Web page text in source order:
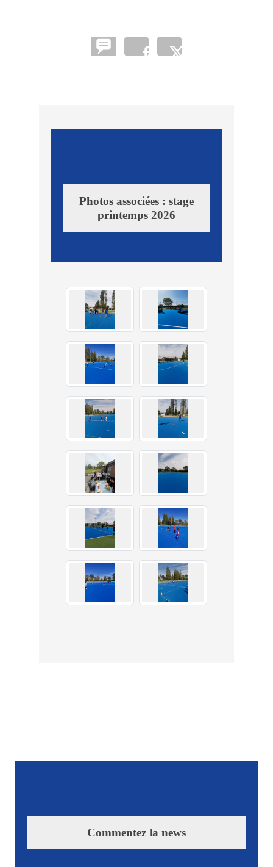
Photos associées : stage
printemps 2026
Commentez la news